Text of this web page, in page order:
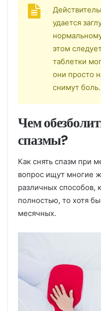
удается
этом
таблетки
они просто
снимут боль.
Чем
спазмы?
Как снять спазм при
вопрос ищут многие
различных способов,
полностью, то хотя
месячных.